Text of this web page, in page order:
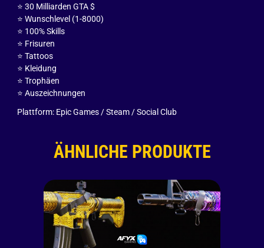
⭐️ 30 Milliarden GTA $
⭐️ Wunschlevel (1-8000)
⭐️ 100% Skills
⭐️ Frisuren
⭐️ Tattoos
⭐️ Kleidung
⭐️ Trophäen
⭐️ Auszeichnungen
Plattform: Epic Games / Steam / Social Club
ÄHNLICHE PRODUKTE